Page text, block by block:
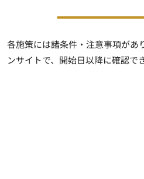
各施策には諸条件・注意事項があ
ンサイトで、開始日以降に確認で